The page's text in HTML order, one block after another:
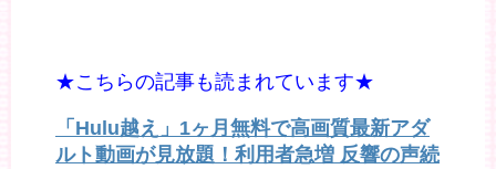
★こちらの記事も読まれています★
「Hulu越え」1ヶ月無料で高画質最新アダ
ルト動画が見放題！利用者急増 反響の声続